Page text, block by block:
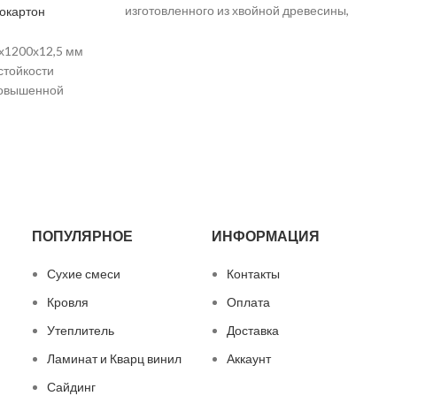
мм
изготовленного из хвойной древесины,
ПОПУЛЯРНОЕ
Сухие смеси
Кровля
Утеплитель
Ламинат и Кварц винил
Сайдинг
ИНФОРМАЦИЯ
Контакты
Оплата
Доставка
Аккаунт